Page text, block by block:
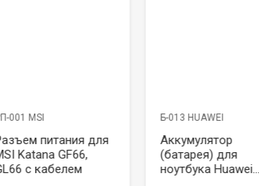
001 MSI
питания для
Katana GF66,
с кабелем
Б-013 HUAWEI
Аккумулятор
(батарея) для
ноутбука Huawei